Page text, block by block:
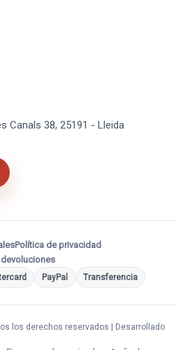
Canals 38, 25191 - Lleida
Política de privacidad
PayPal Transferencia
los derechos reservados | Desarrollado